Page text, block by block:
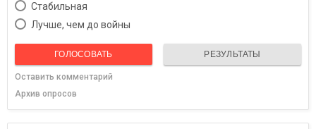
Cтабильная
Лучше, чем до войны
ГОЛОСОВАТЬ РЕЗУЛЬТАТЫ
Оставить комментарий
Архив опросов